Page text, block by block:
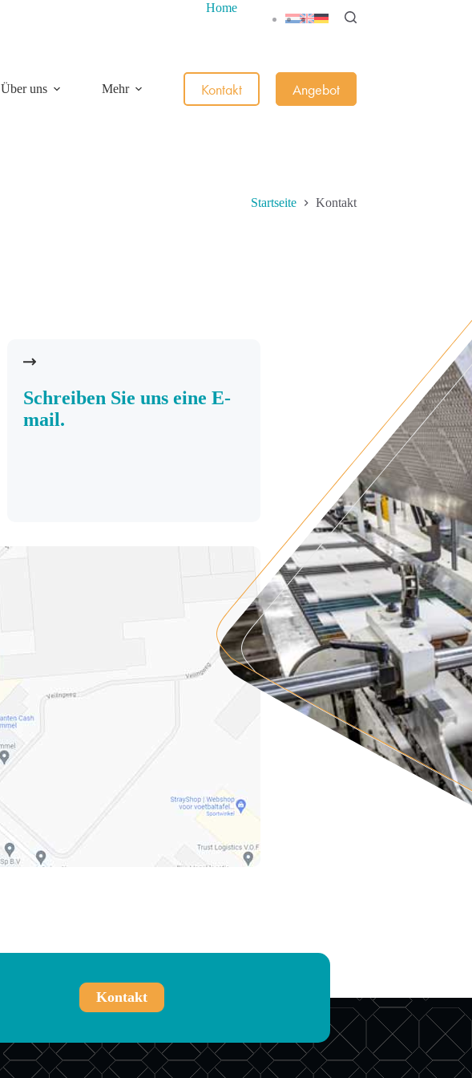
Home
Über uns Mehr Kontakt Angebot
Startseite Kontakt
Schreiben Sie uns eine E-
mail.
Kontakt